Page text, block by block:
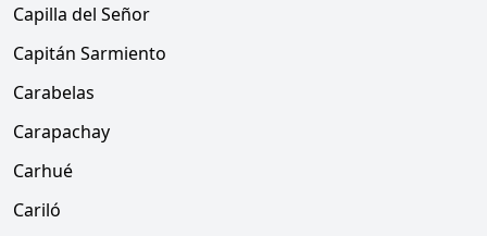
Capilla del Señor
Capitán Sarmiento
Carabelas
Carapachay
Carhué
Cariló